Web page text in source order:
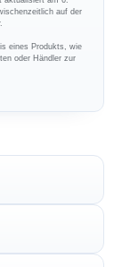
auf der
eines Produkts, wie
oder Händler zur